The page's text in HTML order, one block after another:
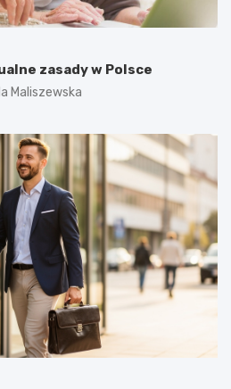
zasady w Polsce
Maliszewska